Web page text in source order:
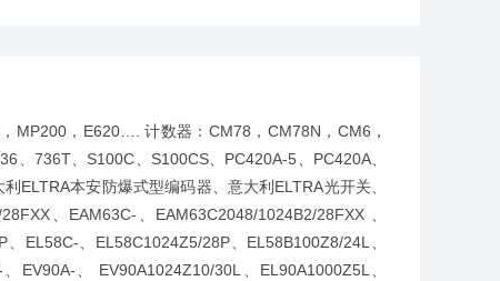
MP200，E620…. 计数器：CM78，CM78N，CM6，
736T、S100C、S100CS、PC420A-5、PC420A、
ELTRA本安防爆式型编码器、意大利ELTRA光开关、
、EAM63C-、EAM63C2048/1024B2/28FXX 、
EL58C-、EL58C1024Z5/28P、EL58B100Z8/24L、
EV90A-、 EV90A1024Z10/30L、EL90A1000Z5L、